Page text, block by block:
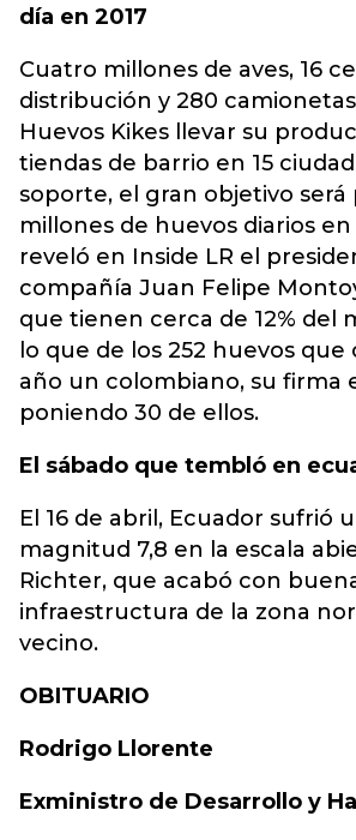
día en 2017
Cuatro millones de aves, 16
distribución y 280
Huevos Kikes llevar su
tiendas de barrio en 15
soporte, el gran objetivo será
millones de huevos diarios en
reveló en Inside LR el
compañía Juan Felipe
que tienen cerca de 12% del
lo que de los 252 huevos que
año un colombiano, su firma
poniendo 30 de ellos.
El sábado que tembló en
El 16 de abril, Ecuador sufrió
magnitud 7,8 en la escala
Richter, que acabó con
infraestructura de la zona
vecino.
OBITUARIO
Rodrigo Llorente
Exministro de Desarrollo y